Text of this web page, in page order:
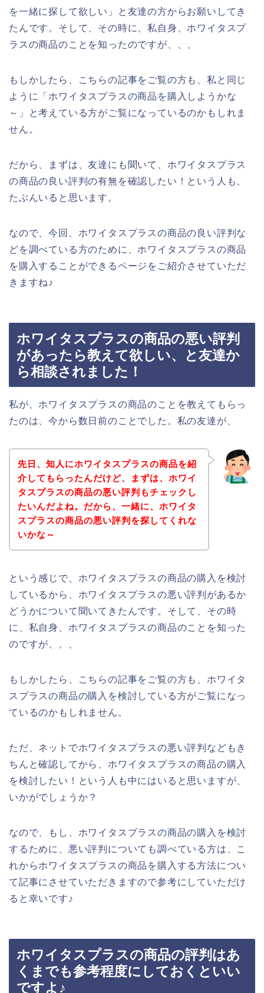
を一緒に探して欲しい」と友達の方からお願いしてき
たんです。そして、その時に、私自身、ホワイタスプ
ラスの商品のことを知ったのですが、、、
もしかしたら、こちらの記事をご覧の方も、私と同じ
ように「ホワイタスプラスの商品を購入しようかな
～」と考えている方がご覧になっているのかもしれま
せん。
だから、まずは、友達にも聞いて、ホワイタスプラス
の商品の良い評判の有無を確認したい！という人も、
たぶんいると思います。
なので、今回、ホワイタスプラスの商品の良い評判な
どを調べている方のために、ホワイタスプラスの商品
を購入することができるページをご紹介させていただ
きますね♪
ホワイタスプラスの商品の悪い評判
があったら教えて欲しい、と友達か
ら相談されました！
私が、ホワイタスプラスの商品のことを教えてもらっ
たのは、今から数日前のことでした。私の友達が、
先日、知人にホワイタスプラスの商品を紹
介してもらったんだけど、まずは、ホワイ
タスプラスの商品の悪い評判もチェックし
たいんだよね。だから、一緒に、ホワイタ
スプラスの商品の悪い評判を探してくれな
いかな～
という感じで、ホワイタスプラスの商品の購入を検討
しているから、ホワイタスプラスの悪い評判があるか
どうかについて聞いてきたんです。そして、その時
に、私自身、ホワイタスプラスの商品のことを知った
のですが、、、
もしかしたら、こちらの記事をご覧の方も、ホワイタ
スプラスの商品の購入を検討している方がご覧になっ
ているのかもしれません。
ただ、ネットでホワイタスプラスの悪い評判などもき
ちんと確認してから、ホワイタスプラスの商品の購入
を検討したい！という人も中にはいると思いますが、
いかがでしょうか？
なので、もし、ホワイタスプラスの商品の購入を検討
するために、悪い評判についても調べている方は、こ
れからホワイタスプラスの商品を購入する方法につい
て記事にさせていただきますので参考にしていただけ
ると幸いです♪
ホワイタスプラスの商品の評判はあ
くまでも参考程度にしておくといい
ですよ♪